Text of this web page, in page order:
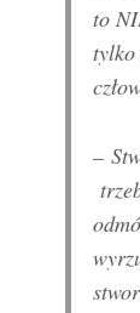
to
tylko
–